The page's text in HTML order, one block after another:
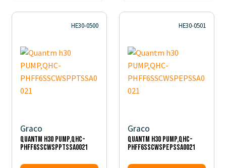
HE30-0500
Graco
Quantm h30 PUMP,QHC-
PHFF6SSCWSPPTSSA0021
HE30-0501
Graco
Quantm h30 PUMP,QHC-
PHFF6SSCWSPEPSSA0021